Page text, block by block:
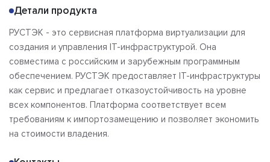
Детали продукта
РУСТЭК - это сервисная платформа виртуализации для
создания и управления IT-инфраструктурой. Она
совместима с российским и зарубежным программным
обеспечением. РУСТЭК предоставляет IT-инфраструктуры
как сервис и предлагает отказоустойчивость на уровне
всех компонентов. Платформа соответствует всем
требованиям к импортозамещению и позволяет экономить
на стоимости владения.